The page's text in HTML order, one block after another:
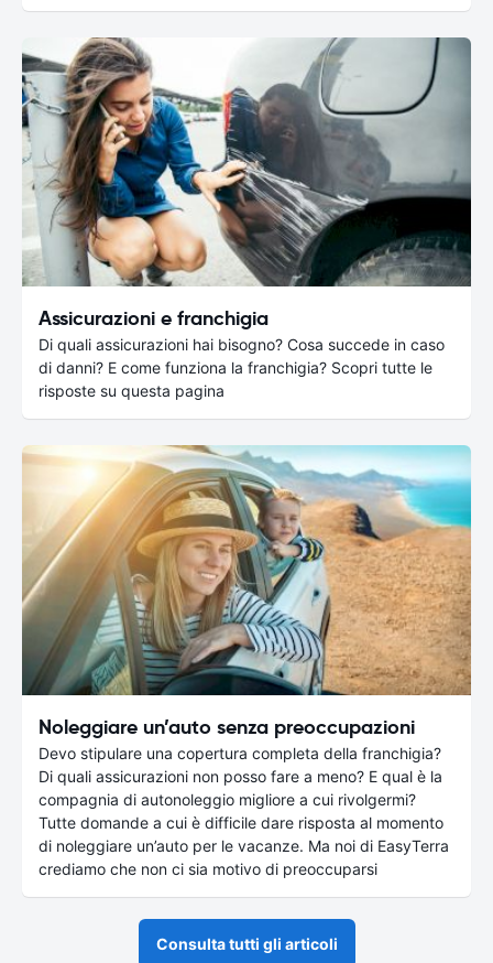
Assicurazioni e franchigia
Di quali assicurazioni hai bisogno? Cosa succede in caso
di danni? E come funziona la franchigia? Scopri tutte le
risposte su questa pagina
Noleggiare un’auto senza preoccupazioni
Devo stipulare una copertura completa della franchigia?
Di quali assicurazioni non posso fare a meno? E qual è la
compagnia di autonoleggio migliore a cui rivolgermi?
Tutte domande a cui è difficile dare risposta al momento
di noleggiare un’auto per le vacanze. Ma noi di EasyTerra
crediamo che non ci sia motivo di preoccuparsi
Consulta tutti gli articoli